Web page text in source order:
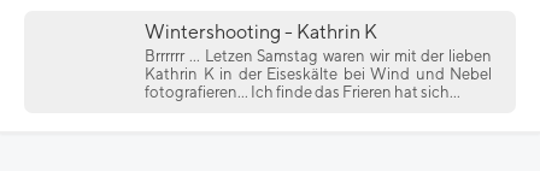
Wintershooting - Kathrin K
Brrrrrr ... Letzen Samstag waren wir mit der lieben
Kathrin K in der Eiseskälte bei Wind und Nebel
fotografieren... Ich finde das Frieren hat sich...